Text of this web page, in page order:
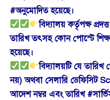
#অনুমোদিত হয়েছে।
বিদ্যালয় কর্তৃপক্ষ
তারিখ তৎসহ কোন পোস্টে
হয়েছে।
বিদ্যালয়টি যে
নয়) অথবা সেলারি ডেফিসিট
আদেশ নম্বর এবং তারিখ